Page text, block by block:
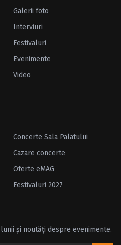
Galerii foto
Interviuri
Festivaluri
Evenimente
Video
Concerte Sala Palatului
Cazare concerte
Oferte eMAG
Festivaluri 2027
și noutăți despre evenimente.